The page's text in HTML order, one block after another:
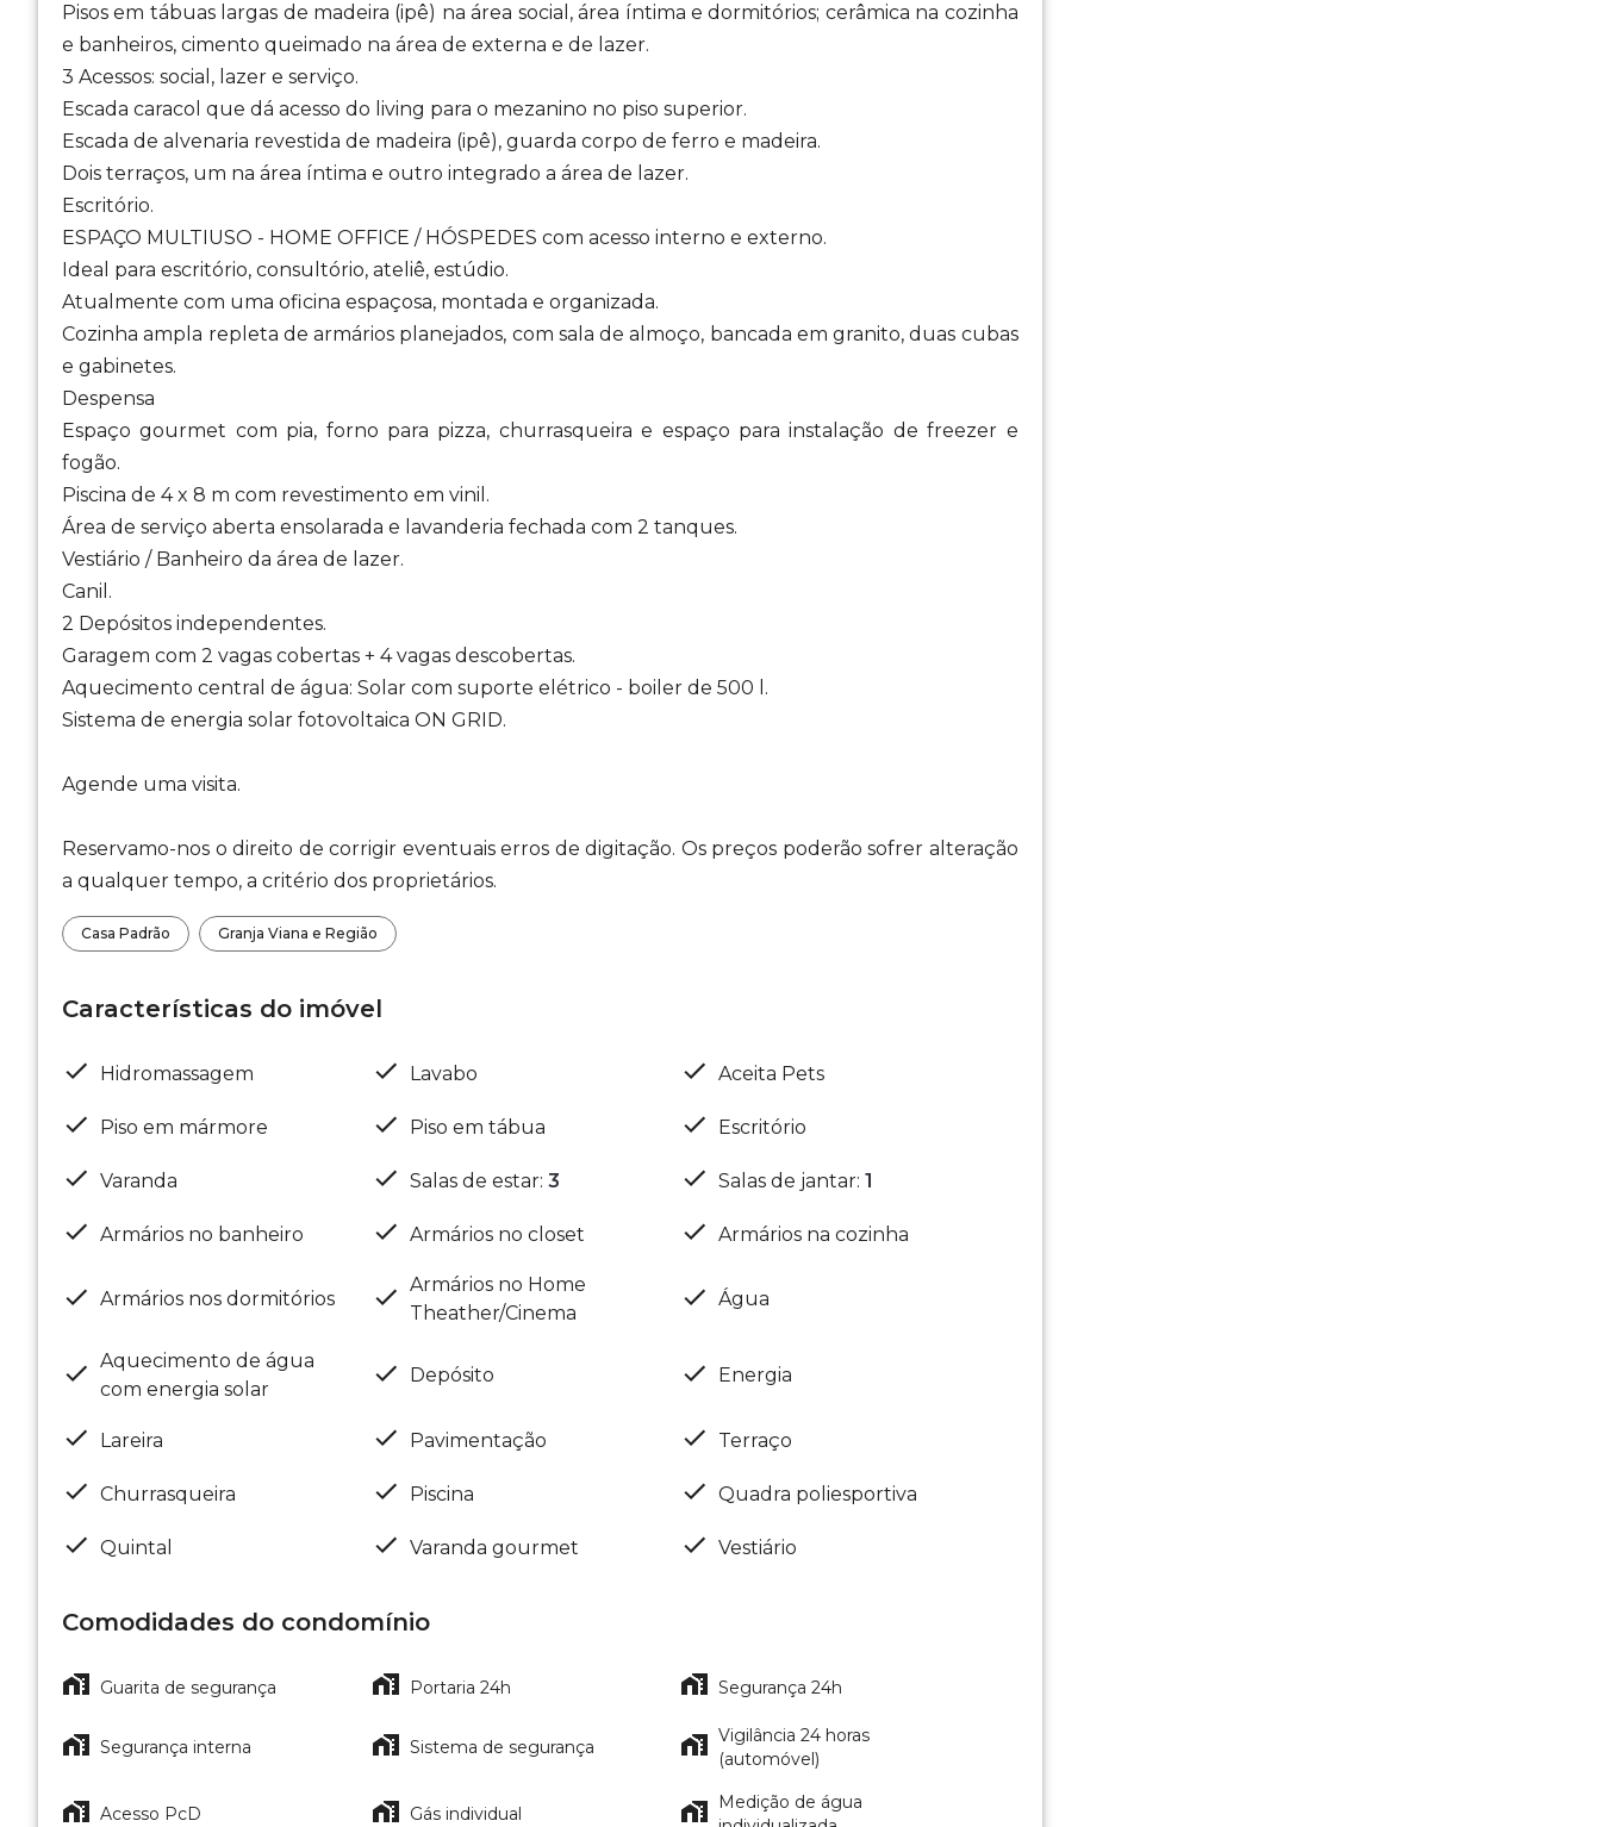
Pisos em tábuas largas de madeira (ipê) na área social, área íntima e dormitórios; cerâmica na cozinha
e banheiros, cimento queimado na área de externa e de lazer.
3 Acessos: social, lazer e serviço.
Escada caracol que dá acesso do living para o mezanino no piso superior.
Escada de alvenaria revestida de madeira (ipê), guarda corpo de ferro e madeira.
Dois terraços, um na área íntima e outro integrado a área de lazer.
Escritório.
ESPAÇO MULTIUSO - HOME OFFICE / HÓSPEDES com acesso interno e externo.
Ideal para escritório, consultório, ateliê, estúdio.
Atualmente com uma oficina espaçosa, montada e organizada.
Cozinha ampla repleta de armários planejados, com sala de almoço, bancada em granito, duas cubas
e gabinetes.
Despensa
Espaço gourmet com pia, forno para pizza, churrasqueira e espaço para instalação de freezer e
fogão.
Piscina de 4 x 8 m com revestimento em vinil.
Área de serviço aberta ensolarada e lavanderia fechada com 2 tanques.
Vestiário / Banheiro da área de lazer.
Canil.
2 Depósitos independentes.
Garagem com 2 vagas cobertas + 4 vagas descobertas.
Aquecimento central de água: Solar com suporte elétrico - boiler de 500 l.
Sistema de energia solar fotovoltaica ON GRID.
Agende uma visita.
Reservamo-nos o direito de corrigir eventuais erros de digitação. Os preços poderão sofrer alteração
a qualquer tempo, a critério dos proprietários.
Casa Padrão Granja Viana e Região
Características do imóvel
Hidromassagem Lavabo Aceita Pets
Piso em mármore Piso em tábua Escritório
Varanda Salas de estar: 3 Salas de jantar:1
Armários no banheiro Armários no closet Armários na cozinha
Armários nos dormitórios
Armários no Home
Theather/Cinema
Água
Aquecimento de água
com energia solar
Depósito Energia
Lareira Pavimentação Terraço
Churrasqueira Piscina Quadra poliesportiva
Quintal Varanda gourmet Vestiário
Comodidades do condomínio
Guarita de segurança Portaria 24h Segurança 24h
Segurança interna Sistema de segurança
Vigilância 24 horas
(automóvel)
Acesso PcD Gás individual
Medição de água